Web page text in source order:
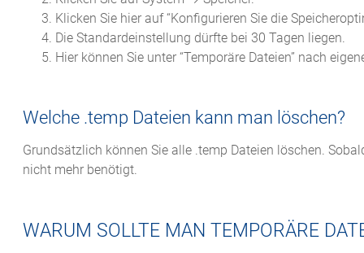
Klicken Sie hier auf “Konfigurieren Sie die
Die Standardeinstellung dürfte bei 30 Tagen liegen.
Hier können Sie unter “Temporäre Dateien” nach
Welche .temp Dateien kann man löschen?
Grundsätzlich können Sie alle .temp Dateien löschen.
nicht mehr benötigt.
WARUM SOLLTE MAN TEMPORÄRE